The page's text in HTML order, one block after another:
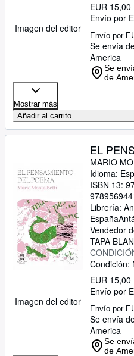
Imagen del editor
EUR 15,00
Envío por
Envío por
Se envía
America
Se
de
Mostrar más
Añadir al carrito
Imagen del editor
EL
MARIO
Idioma:
ISBN 13:
Librería:
España
Vendedor
TAPA
Condición:
EUR 15,00
Envío por
Envío por
Se envía
America
Se
de